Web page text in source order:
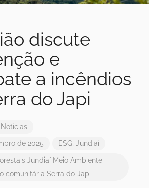
discute
e
a incêndios
do Japi
de 2025 ESG, Jundiaí
Jundiaí Meio Ambiente
comunitária Serra do Japi